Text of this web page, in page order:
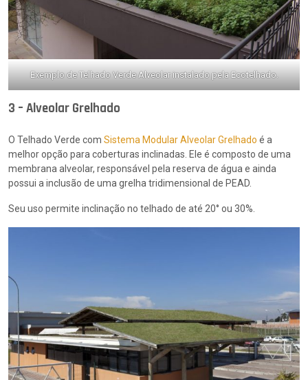
Exemplo de Telhado Verde Alveolar instalado pela Ecotelhado.
3 – Alveolar Grelhado
O Telhado Verde com Sistema Modular Alveolar Grelhado é a
melhor opção para coberturas inclinadas. Ele é composto de uma
membrana alveolar, responsável pela reserva de água e ainda
possui a inclusão de uma grelha tridimensional de PEAD.
Seu uso permite inclinação no telhado de até 20° ou 30%.